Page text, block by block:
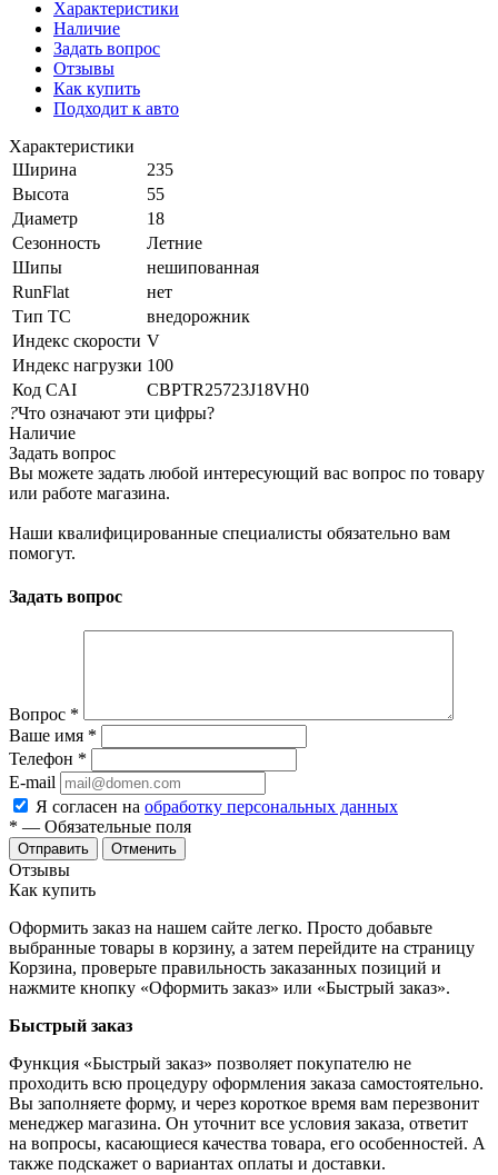
Характеристики
Наличие
Задать вопрос
Отзывы
Как купить
Подходит к авто
Характеристики
Ширина
235
Высота
55
Диаметр
18
Сезонность
Летние
Шипы
нешипованная
RunFlat
нет
Тип ТС
внедорожник
Индекс скорости V
Индекс нагрузки 100
Код CAI
CBPTR25723J18VH0
?Что означают эти цифры?
Наличие
Задать вопрос
Вы можете задать любой интересующий вас вопрос по товару
или работе магазина.
Наши квалифицированные специалисты обязательно вам
помогут.
Задать вопрос
Вопрос *
Ваше имя *
Телефон *
E-mail
Я согласен на обработку персональных данных
* — Обязательные поля
Отменить
Отзывы
Как купить
Оформить заказ на нашем сайте легко. Просто добавьте
выбранные товары в корзину, а затем перейдите на страницу
Корзина, проверьте правильность заказанных позиций и
нажмите кнопку «Оформить заказ» или «Быстрый заказ».
Быстрый заказ
Функция «Быстрый заказ» позволяет покупателю не
проходить всю процедуру оформления заказа самостоятельно.
Вы заполняете форму, и через короткое время вам перезвонит
менеджер магазина. Он уточнит все условия заказа, ответит
на вопросы, касающиеся качества товара, его особенностей. А
также подскажет о вариантах оплаты и доставки.